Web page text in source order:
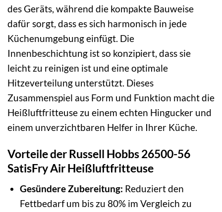
des Geräts, während die kompakte Bauweise
dafür sorgt, dass es sich harmonisch in jede
Küchenumgebung einfügt. Die
Innenbeschichtung ist so konzipiert, dass sie
leicht zu reinigen ist und eine optimale
Hitzeverteilung unterstützt. Dieses
Zusammenspiel aus Form und Funktion macht die
Heißluftfritteuse zu einem echten Hingucker und
einem unverzichtbaren Helfer in Ihrer Küche.
Vorteile der Russell Hobbs 26500-56
SatisFry Air Heißluftfritteuse
Gesündere Zubereitung: Reduziert den
Fettbedarf um bis zu 80% im Vergleich zu